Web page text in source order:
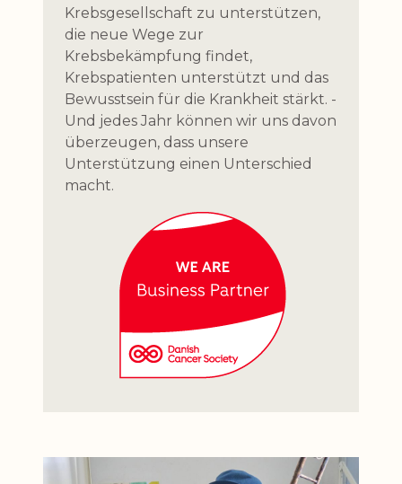
Krebsgesellschaft zu unterstützen,
die neue Wege zur
Krebsbekämpfung findet,
Krebspatienten unterstützt und das
Bewusstsein für die Krankheit stärkt. -
Und jedes Jahr können wir uns davon
überzeugen, dass unsere
Unterstützung einen Unterschied
macht.